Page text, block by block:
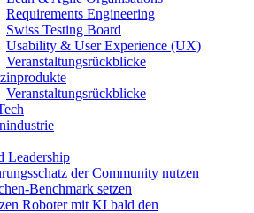
Requirements Engineering
Swiss Testing Board
Usability & User Experience (UX)
Veranstaltungsrückblicke
Veranstaltungsrückblicke
Leadership
der Community nutzen
Benchmark setzen
Roboter mit KI bald den